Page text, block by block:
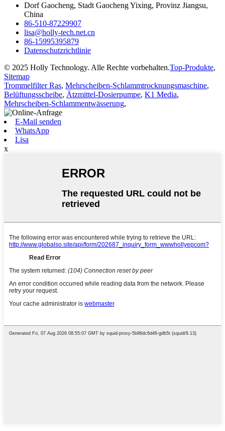
Dorf Gaocheng, Stadt Gaocheng Yixing, Provinz Jiangsu,
China
86-510-87229907
lisa@holly-tech.net.cn
86-15995395879
Datenschutzrichtlinie
© 2025 Holly Technology. Alle Rechte vorbehalten.Top-Produkte,
Sitemap
Trommelfilter Ras, Mehrscheiben-Schlammtrocknungsmaschine,
Belüftungsscheibe, Ätzmittel-Dosierpumpe, K1 Media,
Mehrscheiben-Schlammentwässerung,
E-Mail senden
WhatsApp
Lisa
x